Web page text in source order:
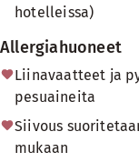
hotelleissa)
Allergiahuoneet
Liinavaatteet ja
pesuaineita
Siivous
mukaan